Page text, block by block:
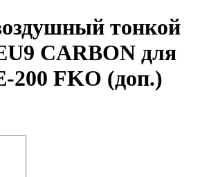
тонкой
CARBON для
200 FKO (доп.)